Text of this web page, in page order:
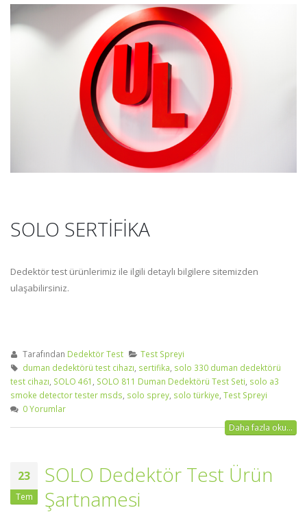
SOLO SERTİFİKA
Dedektör test ürünlerimiz ile ilgili detaylı bilgilere sitemizden
ulaşabilirsiniz.
Tarafından Dedektör Test
Test Spreyi
duman dedektörü test cihazı, sertifika, solo 330 duman dedektörü
test cihazı, SOLO 461 , SOLO 811 Duman Dedektörü Test Seti, solo a3
smoke detector tester msds, solo sprey, solo türkiye, Test Spreyi
0 Yorumlar
Daha fazla oku...
23
Tem
SOLO Dedektör Test Ürün
Şartnamesi